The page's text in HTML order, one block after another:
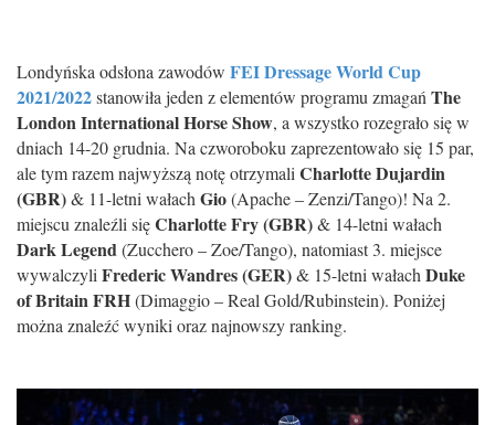
Londyńska odsłona zawodów FEI Dressage World Cup
2021/2022stanowiła jeden z elementów programu zmagań The
London International Horse Show, a wszystko rozegrało się w
dniach 14-20 grudnia. Na czworoboku zaprezentowało się 15 par,
ale tym razem najwyższą notę otrzymali Charlotte Dujardin
(GBR)& 11-letni wałach Gio(Apache – Zenzi/Tango)! Na 2.
miejscu znaleźli sięCharlotte Fry (GBR)& 14-letni wałach
Dark Legend (Zucchero – Zoe/Tango), natomiast 3. miejsce
wywalczyli Frederic Wandres (GER)& 15-letni wałach Duke
of Britain FRH(Dimaggio – Real Gold/Rubinstein). Poniżej
można znaleźć wyniki oraz najnowszy ranking.